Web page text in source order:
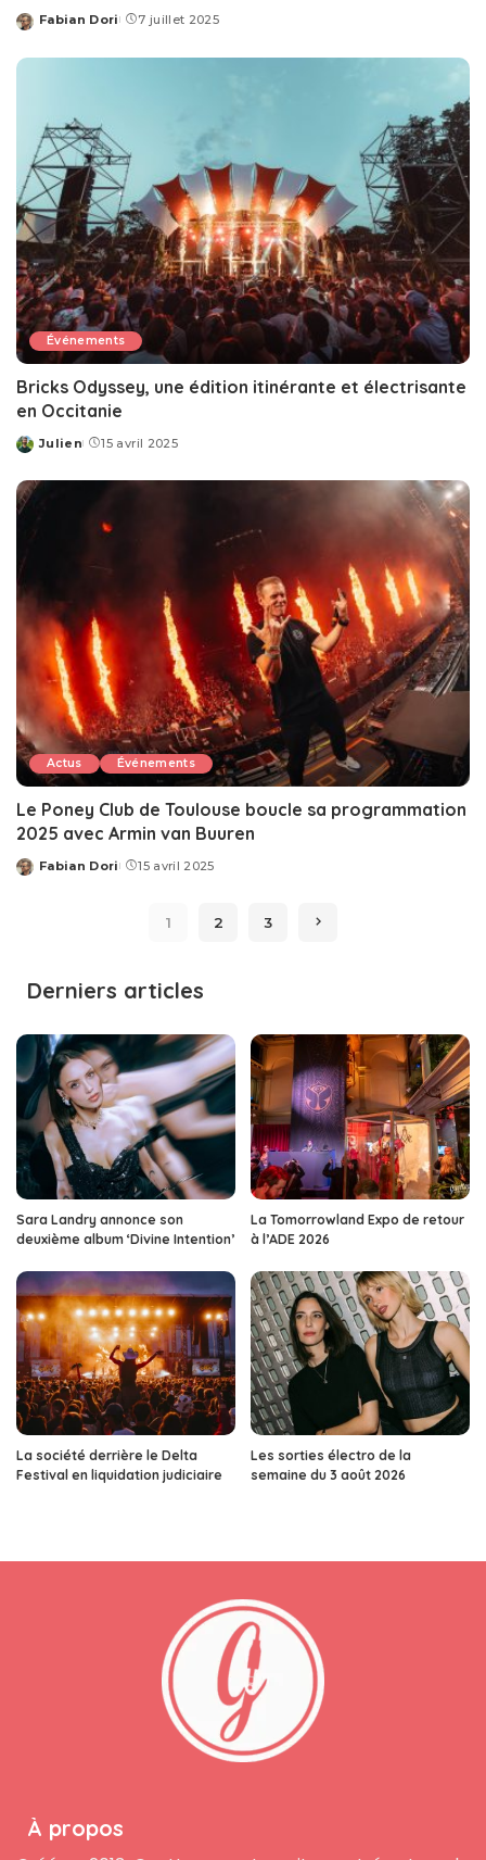
Posted
Fabian Dori 7 juillet 2025
Événements
Bricks Odyssey, une édition itinérante et électrisante
en Occitanie
Posted
Julien 15 avril 2025
Actus Événements
Le Poney Club de Toulouse boucle sa programmation
2025 avec Armin van Buuren
Posted
Fabian Dori 15 avril 2025
1 2 3
Derniers articles
Sara Landry annonce son
deuxième album ‘Divine Intention’
La Tomorrowland Expo de retour
à l’ADE 2026
La société derrière le Delta
Festival en liquidation judiciaire
Les sorties électro de la
semaine du 3 août 2026
À propos